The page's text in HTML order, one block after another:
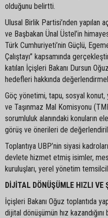
olduğunu belirtti.
Ulusal Birlik Partisi’nden yapılan
ve Başbakan Ünal Üstel’in
Türk Cumhuriyeti’nin Güçlü,
Çalıştayı” kapsamında
katılan İçişleri Bakanı Dursun
hedefleri hakkında
Göç yönetimi, tapu, sosyal
ve Taşınmaz Mal Komisyonu
sorumluluk alanındaki konuların ele
görüş ve önerileri de
Toplantıya UBP’nin siyasi
devlete hizmet etmiş isimler,
kuruluşları, yerel yönetim
DİJİTAL DÖNÜŞÜMLE HIZLI VE
İçişleri Bakanı Oğuz toplantıda
dijital dönüşümün hız